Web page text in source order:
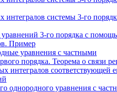
интегралов системы 3-го
3-го порядка с
Пример
уравнения с частными
порядка. Теорема о связи
интегралов соответствующей
однородного уравнения с